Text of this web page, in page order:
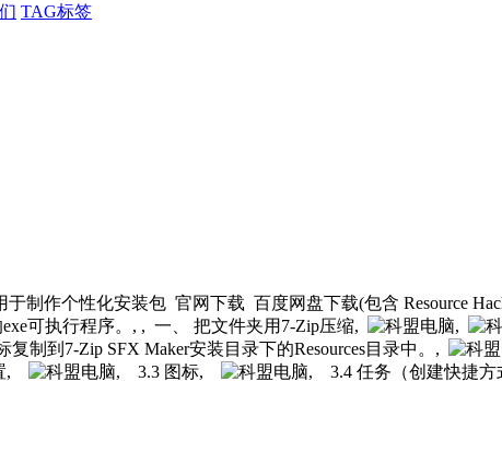
TAG标签
于制作个性化安装包 官网下载 百度网盘下载(包含 Resource
可执行程序。, , 一、 把文件夹用7-Zip压缩, ,
制到7-Zip SFX Maker安装目录下的Resources目录中。,
, , 3.3 图标,
, 3.4 任务（创建快捷方